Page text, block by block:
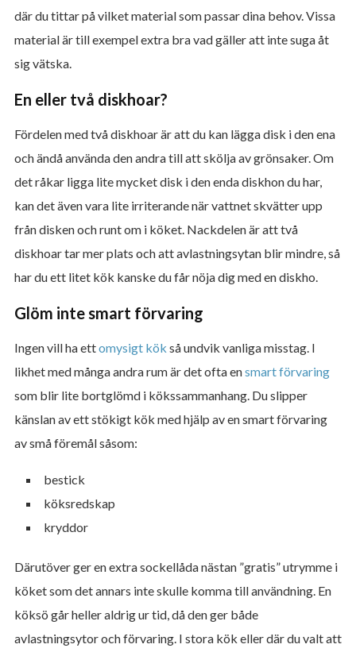
där du tittar på vilket material som passar dina behov. Vissa
material är till exempel extra bra vad gäller att inte suga åt
sig vätska.
En eller två diskhoar?
Fördelen med två diskhoar är att du kan lägga disk i den ena
och ändå använda den andra till att skölja av grönsaker. Om
det råkar ligga lite mycket disk i den enda diskhon du har,
kan det även vara lite irriterande när vattnet skvätter upp
från disken och runt om i köket. Nackdelen är att två
diskhoar tar mer plats och att avlastningsytan blir mindre, så
har du ett litet kök kanske du får nöja dig med en diskho.
Glöm inte smart förvaring
Ingen vill ha ettomysigt kök så undvik vanliga misstag. I
likhet med många andra rum är det ofta ensmart förvaring
som blir lite bortglömd i kökssammanhang. Du slipper
känslan av ett stökigt kök med hjälp av en smart förvaring
av små föremål såsom:
bestick
köksredskap
kryddor
Därutöver ger en extra sockellåda nästan ”gratis” utrymme i
köket som det annars inte skulle komma till användning. En
köksö går heller aldrig ur tid, då den ger både
avlastningsytor och förvaring. I stora kök eller där du valt att